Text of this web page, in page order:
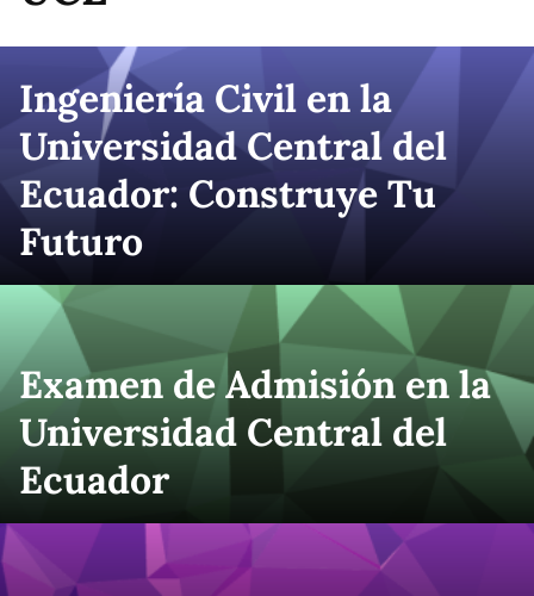
Ingeniería Civil en la
Universidad Central del
Ecuador: Construye Tu
Futuro
Examen de Admisión en la
Universidad Central del
Ecuador